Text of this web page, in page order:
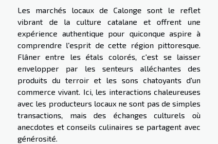
Les marchés locaux de Calonge sont le reflet
vibrant de la culture catalane et offrent une
expérience authentique pour quiconque aspire à
comprendre l'esprit de cette région pittoresque.
Flâner entre les étals colorés, c'est se laisser
envelopper par les senteurs alléchantes des
produits du terroir et les sons chatoyants d'un
commerce vivant. Ici, les interactions chaleureuses
avec les producteurs locaux ne sont pas de simples
transactions, mais des échanges culturels où
anecdotes et conseils culinaires se partagent avec
générosité.